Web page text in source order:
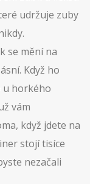
udržuje zuby
se mění na
Když ho
u horkého
vám
když jdete na
stojí tisíce
nezačali